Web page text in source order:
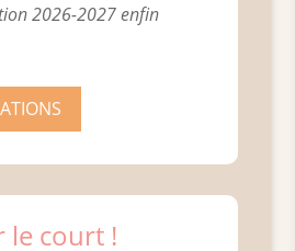
2026-2027 enfin
le court !